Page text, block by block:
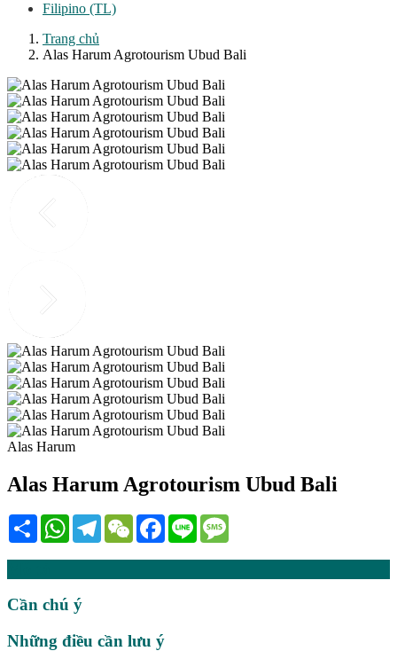
Filipino (TL)
Trang chủ
Alas Harum Agrotourism Ubud Bali
Alas Harum
Alas Harum Agrotourism Ubud Bali
Share WhatsAppTelegramWeChatFacebook
Line
Cần chú ý
Những điều cần lưu ý